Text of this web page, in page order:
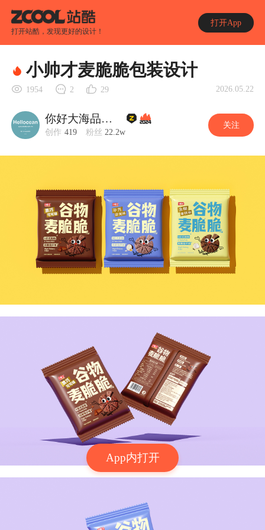
打开站酷，发现更好的设计！
打开App
App内打开
小帅才麦脆脆包装设计
1954 2 29 2026.05.22
你好大海品牌设计
创作 419 粉丝 22.2w
关注